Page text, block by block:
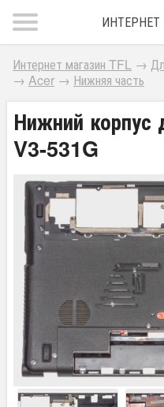
ИНТЕРНЕТ
Интернет магазин TFL →
→ Acer → Нижняя часть
Нижний
V3-531G